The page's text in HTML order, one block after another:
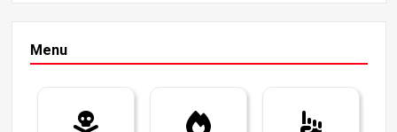
Menu